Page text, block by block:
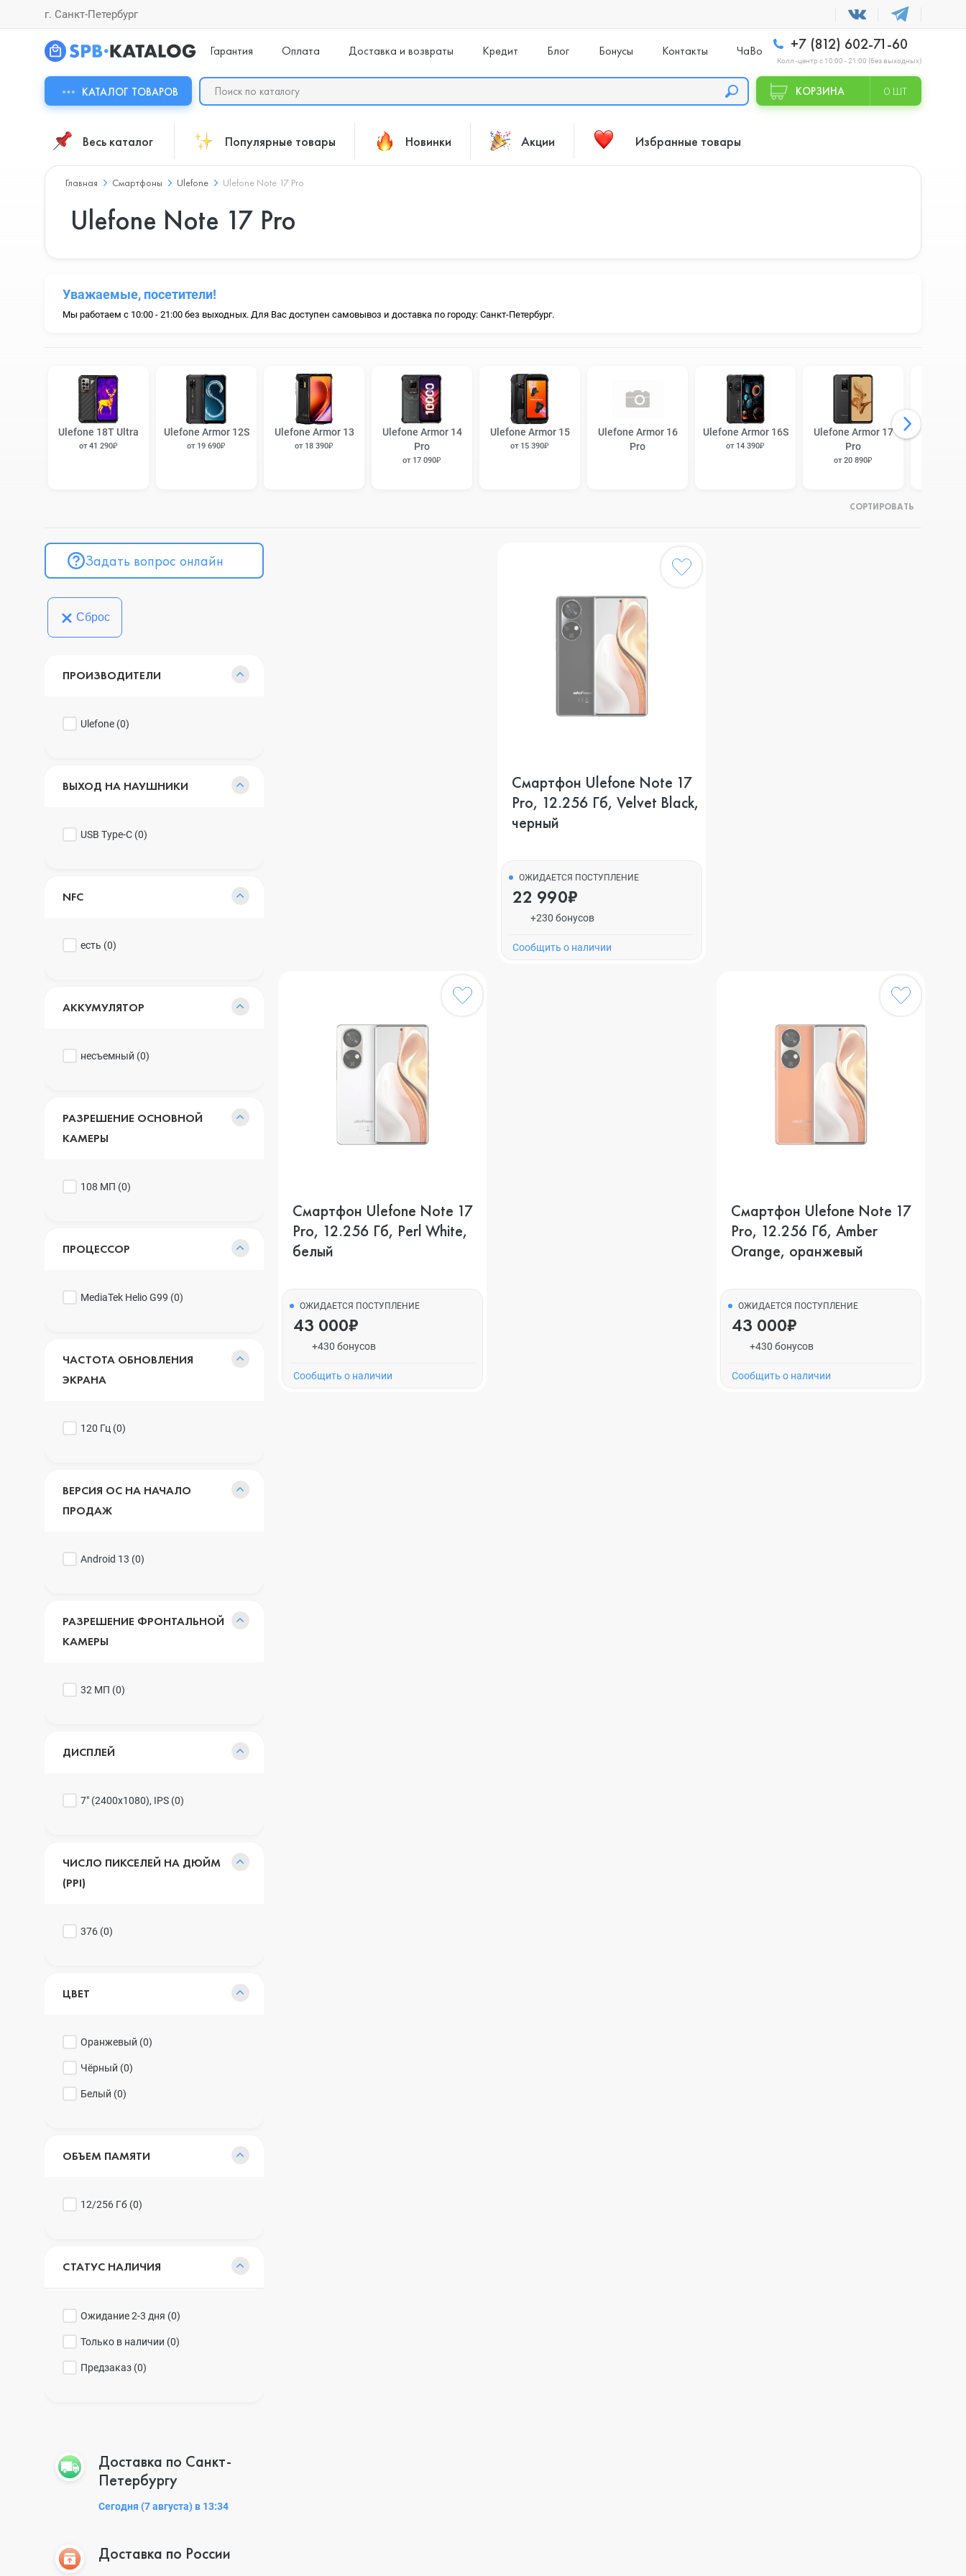
г. Санкт-Петербург
Гарантия Оплата Доставка и возвраты Кредит Блог Бонусы Контакты ЧаВо +7 (812) 602-71-60
Колл -центр с 10:00 - 21:00 (без выходных)
КАТАЛОГ ТОВАРОВ КОРЗИНА 0 ШТ
Весь каталог Популярные товары Новинки Акции Избранные товары
Главная Смартфоны Ulefone Ulefone Note 17 Pro
Ulefone Note 17 Pro
Уважаемые, посетители!
Мы работаем с 10:00 - 21:00 без выходных. Для Вас доступен самовывоз и доставка по городу: Санкт-Петербург.
Ulefone 18T Ultra
от 41 290₽
Ulefone Armor 12S
от 19 690₽
Ulefone Armor 13
от 18 390₽
Ulefone Armor 14
Pro
от 17 090₽
Ulefone Armor 15
от 15 390₽
Ulefone Armor 16
Pro
Ulefone Armor 16S
от 14 390₽
Ulefone Armor 17
Pro
от 20 890₽
СОРТИРОВАТЬ
Задать вопрос онлайн
Сброс
ПРОИЗВОДИТЕЛИ
Ulefone (0)
ВЫХОД НА НАУШНИКИ
USB Type-C (0)
NFC
есть (0)
АККУМУЛЯТОР
несъемный (0)
РАЗРЕШЕНИЕ ОСНОВНОЙ
КАМЕРЫ
108 МП (0)
ПРОЦЕССОР
MediaTek Helio G99 (0)
ЧАСТОТА ОБНОВЛЕНИЯ
ЭКРАНА
120 Гц (0)
ВЕРСИЯ ОС НА НАЧАЛО
ПРОДАЖ
Android 13 (0)
РАЗРЕШЕНИЕ ФРОНТАЛЬНОЙ
КАМЕРЫ
32 МП (0)
ДИСПЛЕЙ
7" (2400x1080), IPS (0)
ЧИСЛО ПИКСЕЛЕЙ НА ДЮЙМ
(PPI)
376 (0)
ЦВЕТ
Оранжевый (0)
Чёрный (0)
Белый (0)
ОБЪЕМ ПАМЯТИ
12/256 Гб (0)
СТАТУС НАЛИЧИЯ
Ожидание 2-3 дня (0)
Только в наличии (0)
Предзаказ (0)
Доставка по Санкт-
Петербургу
Сегодня (7 августа) в 13:34
Доставка по России
Смартфон Ulefone Note 17
Pro, 12.256 Гб, Velvet Black,
черный
ОЖИДАЕТСЯ ПОСТУПЛЕНИЕ
22 990₽
+230 бонусов
Cообщить о наличии
Смартфон Ulefone Note 17
Pro, 12.256 Гб, Perl White,
белый
ОЖИДАЕТСЯ ПОСТУПЛЕНИЕ
43 000₽
+430 бонусов
Cообщить о наличии
Смартфон Ulefone Note 17
Pro, 12.256 Гб, Amber
Orange, оранжевый
ОЖИДАЕТСЯ ПОСТУПЛЕНИЕ
43 000₽
+430 бонусов
Cообщить о наличии